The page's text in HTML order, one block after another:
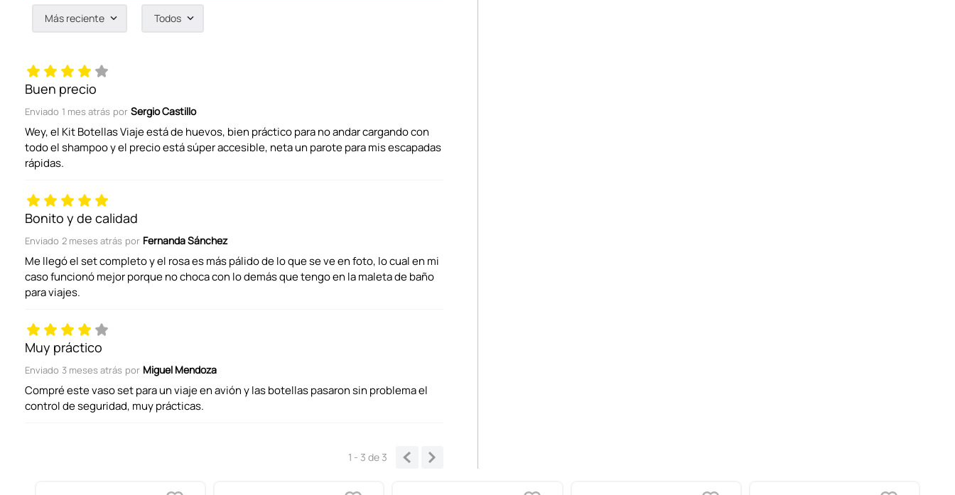
Agregar comentario
Califica el producto de 1 a 5 estrellas
Dirección de email
Escribe un comentario
ENVIAR COMENTARIO
Más reciente Todos
Buen precio
Enviado 1 mes atrás por Sergio Castillo
Wey, el Kit Botellas Viaje está de huevos, bien práctico para no andar cargando con
todo el shampoo y el precio está súper accesible, neta un parote para mis escapadas
rápidas.
Bonito y de calidad
Enviado 2 meses atrás por Fernanda Sánchez
Me llegó el set completo y el rosa es más pálido de lo que se ve en foto, lo cual en mi
caso funcionó mejor porque no choca con lo demás que tengo en la maleta de baño
para viajes.
Muy práctico
Enviado 3 meses atrás por Miguel Mendoza
Compré este vaso set para un viaje en avión y las botellas pasaron sin problema el
control de seguridad, muy prácticas.
1 - 3de 3